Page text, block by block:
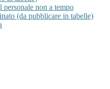
personale non a tempo
(da pubblicare in tabelle)